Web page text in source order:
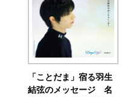
「ことだま」宿る羽生
結弦のメッセージ 名